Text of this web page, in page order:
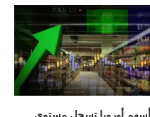
أسهم أوروبا تسجل مستوى